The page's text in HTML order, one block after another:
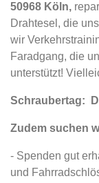
50968 Köln,
Drahtesel, die
wir
Faradgang, die
unterstützt!
Schraubertag:
Zudem suchen
- Spenden gut
und